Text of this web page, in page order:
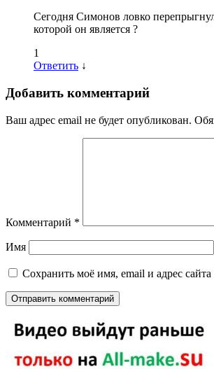
Сегодня Симонов ловко
которой он является ?
1
Ответить ↓
Добавить комментарий
Ваш адрес email не будет опубликован.
Комментарий *
Имя
Сохранить моё имя, email и адрес